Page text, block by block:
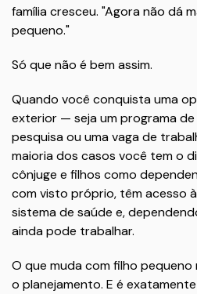
família cresceu. "Agora não dá
pequeno."
Só que não é bem assim.
Quando você conquista uma
exterior — seja um programa
pesquisa ou uma vaga de
maioria dos casos você tem o
cônjuge e filhos como
com visto próprio, têm acesso
sistema de saúde e,
ainda pode trabalhar.
O que muda com filho pequeno
o planejamento. E é